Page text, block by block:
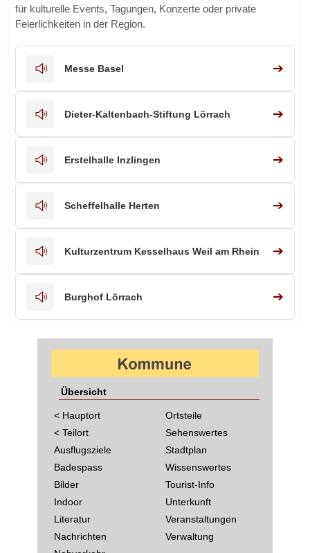
für kulturelle Events, Tagungen, Konzerte oder private
Feierlichkeiten in der Region.
Messe Basel ➔
Dieter-Kaltenbach-Stiftung Lörrach ➔
Erstelhalle Inzlingen ➔
Scheffelhalle Herten ➔
Kulturzentrum Kesselhaus Weil am Rhein ➔
Burghof Lörrach ➔
Übersicht
< Hauptort
< Teilort
Ausflugsziele
Badespass
Bilder
Indoor
Literatur
Nachrichten
Ortsteile
Sehenswertes
Stadtplan
Wissenswertes
Tourist-Info
Unterkunft
Veranstaltungen
Verwaltung